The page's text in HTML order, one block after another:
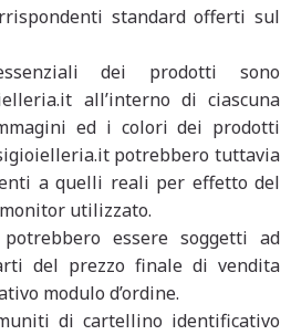
standard offerti sul
dei prodotti sono
all’interno di ciascuna
ed i colori dei prodotti
potrebbero tuttavia
a quelli reali per effetto del
utilizzato.
essere soggetti ad
del prezzo finale di vendita
modulo d’ordine.
di cartellino identificativo